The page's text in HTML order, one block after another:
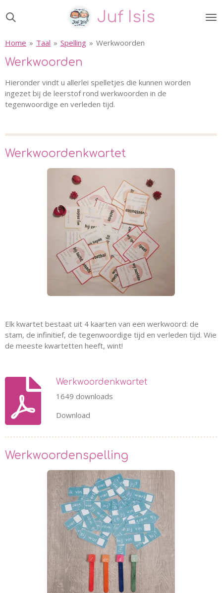
direct
de
Juf Isis
Home » Taal » Spelling » Werkwoorden
Werkwoorden
Hieronder vindt u allerlei spelletjes die kunnen worden
ingezet bij de leerstof rond werkwoorden in de
tegenwoordige en verleden tijd.
Werkwoordenkwartet
Elk kwartet bestaat uit 4 kaarten van een werkwoord: de
stam, de infinitief, de tegenwoordige tijd en verleden tijd. Wie
de meeste kwartetten heeft, wint!
Werkwoordenkwartet
1649 downloads
Download
Werkwoordenspelling